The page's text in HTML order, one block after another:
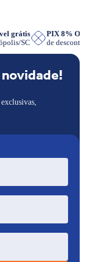
grátis
SC
PIX 8%
de desconto